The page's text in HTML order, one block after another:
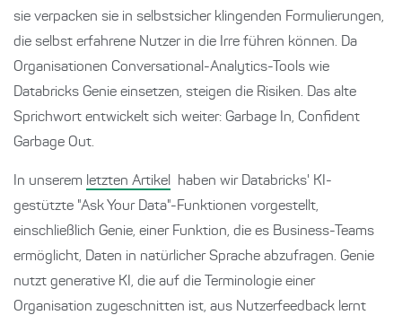
sie verpacken sie in selbstsicher klingenden Formulierungen,
die selbst erfahrene Nutzer in die Irre führen können. Da
Organisationen Conversational-Analytics-Tools wie
Databricks Genie einsetzen, steigen die Risiken. Das alte
Sprichwort entwickelt sich weiter: Garbage In, Confident
Garbage Out.
In unserem letzten Artikel
haben wir Databricks' KI-
gestützte "Ask Your Data"-Funktionen vorgestellt,
einschließlich Genie, einer Funktion, die es Business-Teams
ermöglicht, Daten in natürlicher Sprache abzufragen. Genie
nutzt generative KI, die auf die Terminologie einer
Organisation zugeschnitten ist, aus Nutzerfeedback lernt